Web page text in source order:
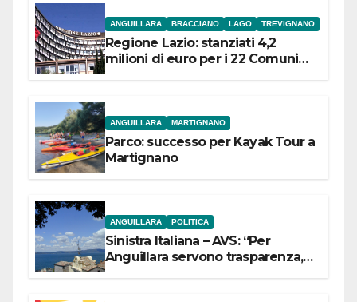
ANGUILLARA BRACCIANO LAGO TREVIGNANO
Regione Lazio: stanziati 4,2
milioni di euro per i 22 Comuni
ANGUILLARA MARTIGNANO
Parco: successo per Kayak Tour a
Martignano
ANGUILLARA POLITICA
Sinistra Italiana – AVS: “Per
Anguillara servono trasparenza,